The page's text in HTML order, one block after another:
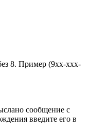
8. Пример (9хх-ххх-
сообщение с
введите его в